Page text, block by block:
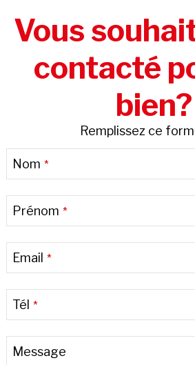
Vous
contacté
bien?
Remplissez ce
Website
URL
Nom *
Prénom *
Email *
Tél *
Message